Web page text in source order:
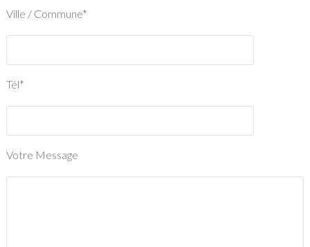
Ville / Commune*
Tél*
Votre Message